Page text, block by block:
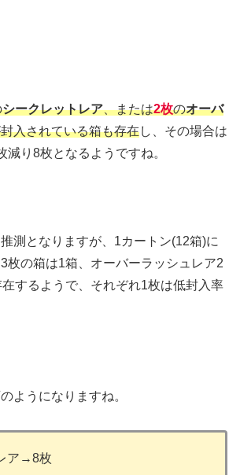
シークレットレア、または2枚のオーバ
入されている箱も存在し、その場合は
減り8枚となるようですね。
測となりますが、1カートン(12箱)に
枚の箱は1箱、オーバーラッシュレア2
するようで、それぞれ1枚は低封入率
ようになりますね。
ア→8枚